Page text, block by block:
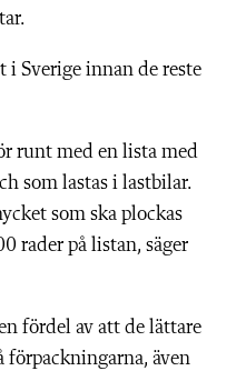
Sverige innan de reste
runt med en lista med
som lastas i lastbilar.
som ska plockas
rader på listan, säger
fördel av att de lättare
förpackningarna, även